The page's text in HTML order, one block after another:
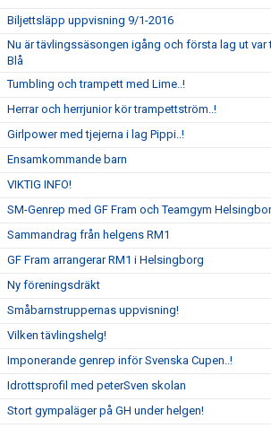
Biljettsläpp uppvisning 9/1-2016
Nu är tävlingssäsongen igång och första lag ut var
Blå
Tumbling och trampett med Lime..!
Herrar och herrjunior kör trampettström..!
Girlpower med tjejerna i lag Pippi..!
Ensamkommande barn
VIKTIG INFO!
SM-Genrep med GF Fram och Teamgym
Sammandrag från helgens RM1
GF Fram arrangerar RM1 i Helsingborg
Ny föreningsdräkt
Småbarnstruppernas uppvisning!
Vilken tävlingshelg!
Imponerande genrep inför Svenska Cupen..!
Idrottsprofil med peterSven skolan
Stort gympaläger på GH under helgen!